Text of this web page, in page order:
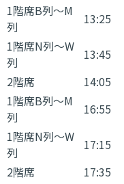
1階席B列〜M
列
13:25
1階席N列〜W
列
13:45
2階席
14:05
1階席B列〜M
列
16:55
1階席N列〜W
列
17:15
2階席
17:35